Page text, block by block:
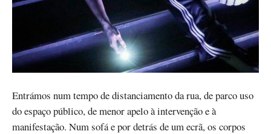
Entrámos num tempo de distanciamento da rua, de parco uso
do espaço público, de menor apelo à intervenção e à
manifestação. Num sofá e por detrás de um ecrã, os corpos